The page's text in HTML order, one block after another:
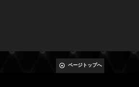
ページトップへ